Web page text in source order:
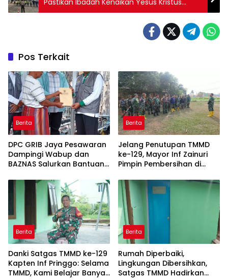
Berjalan Kondusif
Pos Terkait
Berita
DPC GRIB Jaya Pesawaran
Dampingi Wabup dan
BAZNAS Salurkan Bantuan
Harong
Berita
Jelang Penutupan TMMD
ke-129, Mayor Inf Zainuri
Pimpin Pembersihan di
Berita
Danki Satgas TMMD ke-129
Kapten Inf Pringgo: Selama
TMMD, Kami Belajar Banyak
Berita
Rumah Diperbaiki,
Lingkungan Dibersihkan,
Satgas TMMD Hadirkan